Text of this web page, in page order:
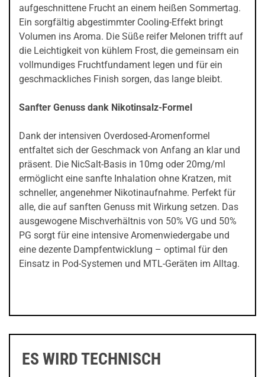
aufgeschnittene Frucht an einem heißen Sommertag.
Ein sorgfältig abgestimmter Cooling-Effekt bringt
Volumen ins Aroma. Die Süße reifer Melonen trifft auf
die Leichtigkeit von kühlem Frost, die gemeinsam ein
vollmundiges Fruchtfundament legen und für ein
geschmackliches Finish sorgen, das lange bleibt.
Sanfter Genuss dank Nikotinsalz-Formel
Dank der intensiven Overdosed-Aromenformel
entfaltet sich der Geschmack von Anfang an klar und
präsent. Die NicSalt-Basis in 10mg oder 20mg/ml
ermöglicht eine sanfte Inhalation ohne Kratzen, mit
schneller, angenehmer Nikotinaufnahme. Perfekt für
alle, die auf sanften Genuss mit Wirkung setzen. Das
ausgewogene Mischverhältnis von 50% VG und 50%
PG sorgt für eine intensive Aromenwiedergabe und
eine dezente Dampfentwicklung – optimal für den
Einsatz in Pod-Systemen und MTL-Geräten im Alltag.
ES WIRD TECHNISCH